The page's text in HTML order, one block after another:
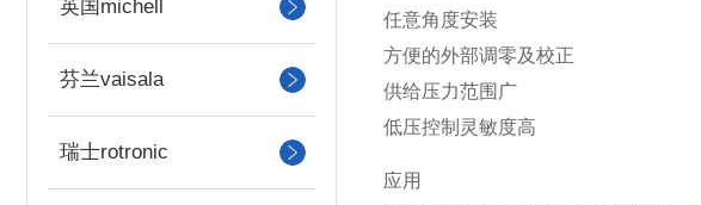
英国michell
芬兰vaisala
瑞士rotronic
任意角度安装
方便的外部调零及校正
供给压力范围广
低压控制灵敏度高
应用